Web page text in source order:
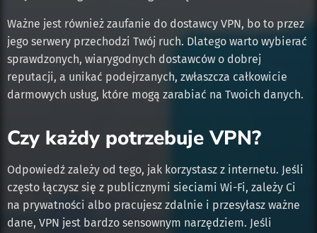
Ważne jest również zaufanie do dostawcy VPN, bo to przez
jego serwery przechodzi Twój ruch. Dlatego warto wybierać
sprawdzonych, wiarygodnych dostawców o dobrej
reputacji, a unikać podejrzanych, zwłaszcza całkowicie
darmowych usług, które mogą zarabiać na Twoich danych.
Czy każdy potrzebuje VPN?
Odpowiedź zależy od tego, jak korzystasz z internetu. Jeśli
często łączysz się z publicznymi sieciami Wi-Fi, zależy Ci
na prywatności albo pracujesz zdalnie i przesyłasz ważne
dane, VPN jest bardzo sensownym narzędziem. Jeśli